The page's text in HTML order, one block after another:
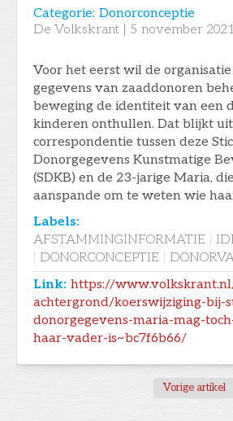
Categorie: Donorconceptie
De Volkskrant
5 november
Voor het eerst wil de
gegevens van zaaddonoren
beweging de identiteit van een
kinderen onthullen. Dat blijkt uit
correspondentie tussen deze
Donorgegevens Kunstmatige
(SDKB) en de 23-jarige Maria,
aanspande om te weten wie
Labels:
AFSTAMMINGINFORMATIE
DONORCONCEPTIE
Link: https://
achtergrond/koerswijziging-bij-
donorgegevens-maria-mag-
haar-vader-is~bc7f6b66/
Vorige artikel